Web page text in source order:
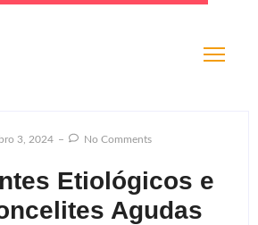
3, 2024 No Comments
Etiológicos e
Agudas